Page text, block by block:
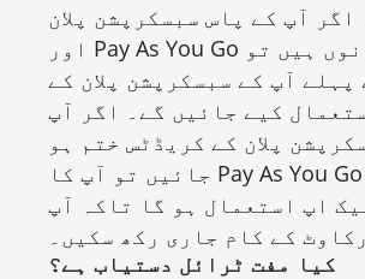
اگر آپ کے پاس سبسکرپشن پلان
اور Pay As You Go پیکیج دونوں ہیں تو
پہلے آپ کے سبسکرپشن پلان کے
کیے جائیں گے۔ اگر آپ
پلان کے کریڈٹس ختم ہو
جائیں تو آپ کا Pay As You Go پیکیج
اپ استعمال ہو گا تاکہ آپ
کے کام جاری رکھ سکیں۔
کیا مفت ٹرائل دستیاب ہے؟